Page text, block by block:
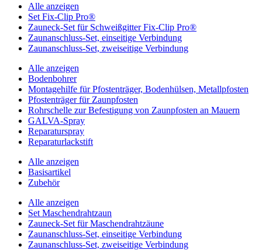
Alle anzeigen
Set Fix-Clip Pro®
Zauneck-Set für Schweißgitter Fix-Clip Pro®
Zaunanschluss-Set, einseitige Verbindung
Zaunanschluss-Set, zweiseitige Verbindung
Alle anzeigen
Bodenbohrer
Montagehilfe für Pfostenträger, Bodenhülsen, Metallpfosten
Pfostenträger für Zaunpfosten
Rohrschelle zur Befestigung von Zaunpfosten an Mauern
GALVA-Spray
Reparaturspray
Reparaturlackstift
Alle anzeigen
Basisartikel
Zubehör
Alle anzeigen
Set Maschendrahtzaun
Zauneck-Set für Maschendrahtzäune
Zaunanschluss-Set, einseitige Verbindung
Zaunanschluss-Set, zweiseitige Verbindung